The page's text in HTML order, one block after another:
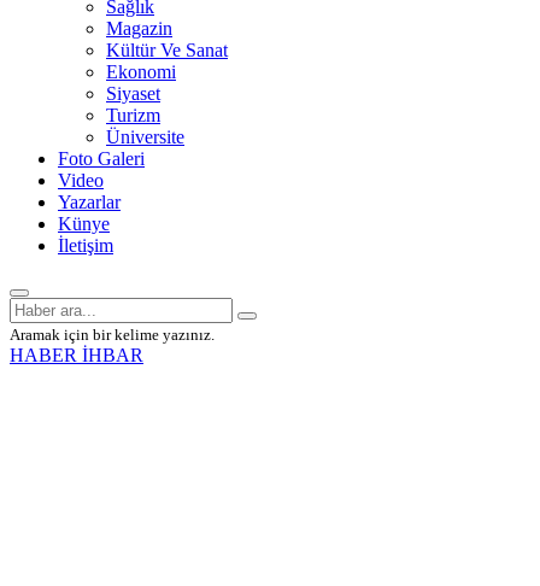
Sağlık
Magazin
Kültür Ve Sanat
Ekonomi
Siyaset
Turizm
Üniversite
Foto Galeri
Video
Yazarlar
Künye
İletişim
Aramak için bir kelime yazınız.
HABER İHBAR